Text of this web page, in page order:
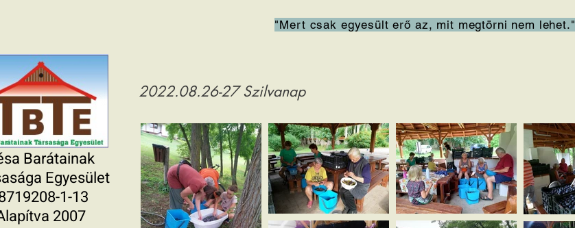
"Mert csak egyesült erő az, mit megtörni nem lehet."
2022.08.26-27 Szilvanap
Barátainak
Egyesület
1-13
2007